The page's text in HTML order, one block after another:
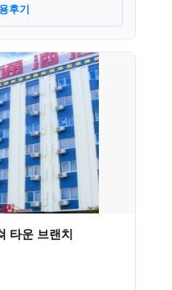
후기
타운 브랜치